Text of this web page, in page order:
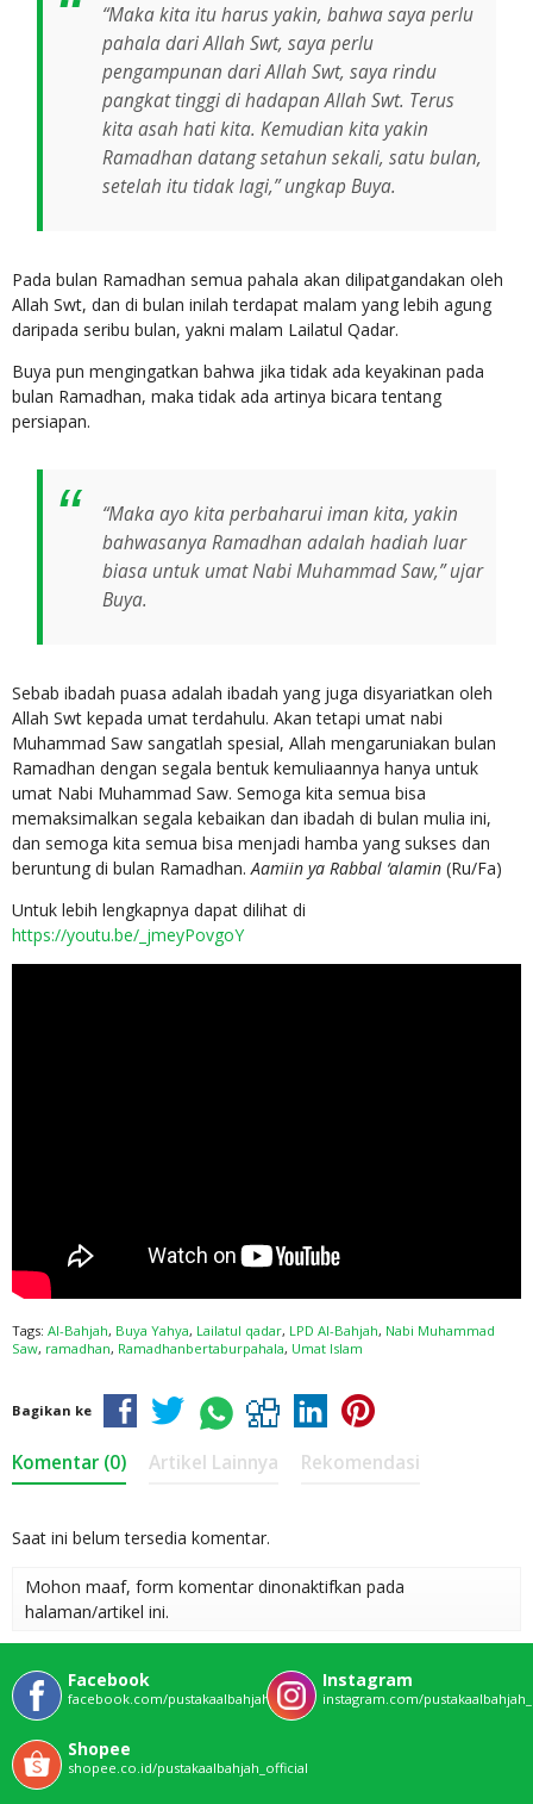
“Maka kita itu harus yakin, bahwa saya perlu
pahala dari Allah Swt, saya perlu
pengampunan dari Allah Swt, saya rindu
pangkat tinggi di hadapan Allah Swt. Terus
kita asah hati kita. Kemudian kita yakin
Ramadhan datang setahun sekali, satu bulan,
setelah itu tidak lagi,” ungkap Buya.
Pada bulan Ramadhan semua pahala akan dilipatgandakan oleh
Allah Swt, dan di bulan inilah terdapat malam yang lebih agung
daripada seribu bulan, yakni malam Lailatul Qadar.
Buya pun mengingatkan bahwa jika tidak ada keyakinan pada
bulan Ramadhan, maka tidak ada artinya bicara tentang
persiapan.
“Maka ayo kita perbaharui iman kita, yakin
bahwasanya Ramadhan adalah hadiah luar
biasa untuk umat Nabi Muhammad Saw,” ujar
Buya.
Sebab ibadah puasa adalah ibadah yang juga disyariatkan oleh
Allah Swt kepada umat terdahulu. Akan tetapi umat nabi
Muhammad Saw sangatlah spesial, Allah mengaruniakan bulan
Ramadhan dengan segala bentuk kemuliaannya hanya untuk
umat Nabi Muhammad Saw. Semoga kita semua bisa
memaksimalkan segala kebaikan dan ibadah di bulan mulia ini,
dan semoga kita semua bisa menjadi hamba yang sukses dan
beruntung di bulan Ramadhan.Aamiin ya Rabbal ‘alamin (Ru/Fa)
Untuk lebih lengkapnya dapat dilihat di
https://youtu.be/_jmeyPovgoY
Tags: Al-Bahjah, Buya Yahya, Lailatul qadar, LPD Al-Bahjah, Nabi Muhammad
Saw, ramadhan, Ramadhanbertaburpahala, Umat Islam
Bagikan ke
Komentar (0) Artikel Lainnya Rekomendasi
Saat ini belum tersedia komentar.
Mohon maaf, form komentar dinonaktifkan pada
halaman/artikel ini.
Facebook
facebook.com/pustakaalbahjahofficial
Instagram
instagram.com/
Shopee
shopee.co.id/pustakaalbahjah_official